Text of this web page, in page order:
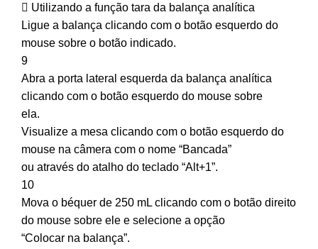
 Utilizando a função tara da balança analítica
Ligue a balança clicando com o botão esquerdo do
mouse sobre o botão indicado.
9
Abra a porta lateral esquerda da balança analítica
clicando com o botão esquerdo do mouse sobre
ela.
Visualize a mesa clicando com o botão esquerdo do
mouse na câmera com o nome “Bancada”
ou através do atalho do teclado “Alt+1”.
10
Mova o béquer de 250 mL clicando com o botão direito
do mouse sobre ele e selecione a opção
“Colocar na balança”.